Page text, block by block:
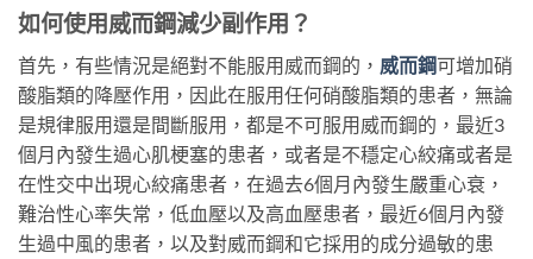
如何使用威而鋼減少副作用？
首先，有些情況是絕對不能服用威而鋼的， 威而鋼可增加硝
酸脂類的降壓作用，因此在服用任何硝酸脂類的患者，無論
是規律服用還是間斷服用，都是不可服用威而鋼的，最近3
個月內發生過心肌梗塞的患者，或者是不穩定心絞痛或者是
在性交中出現心絞痛患者，在過去6個月內發生嚴重心衰，
難治性心率失常，低血壓以及高血壓患者，最近6個月內發
生過中風的患者，以及對威而鋼和它採用的成分過敏的患